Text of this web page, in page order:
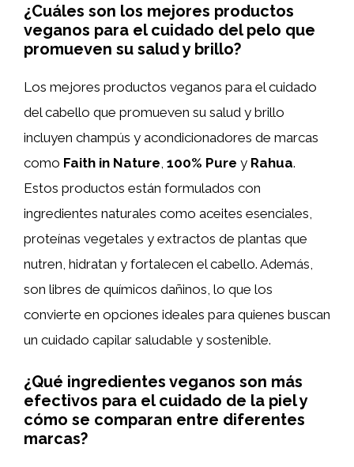
¿Cuáles son los mejores productos
veganos para el cuidado del pelo que
promueven su salud y brillo?
Los mejores productos veganos para el cuidado
del cabello que promueven su salud y brillo
incluyen champús y acondicionadores de marcas
como Faith in Nature 100% Pure y Rahua.
Estos productos están formulados con
ingredientes naturales como aceites esenciales,
proteínas vegetales y extractos de plantas que
nutren, hidratan y fortalecen el cabello. Además,
son libres de químicos dañinos, lo que los
convierte en opciones ideales para quienes buscan
un cuidado capilar saludable y sostenible.
¿Qué ingredientes veganos son más
efectivos para el cuidado de la piel y
cómo se comparan entre diferentes
marcas?